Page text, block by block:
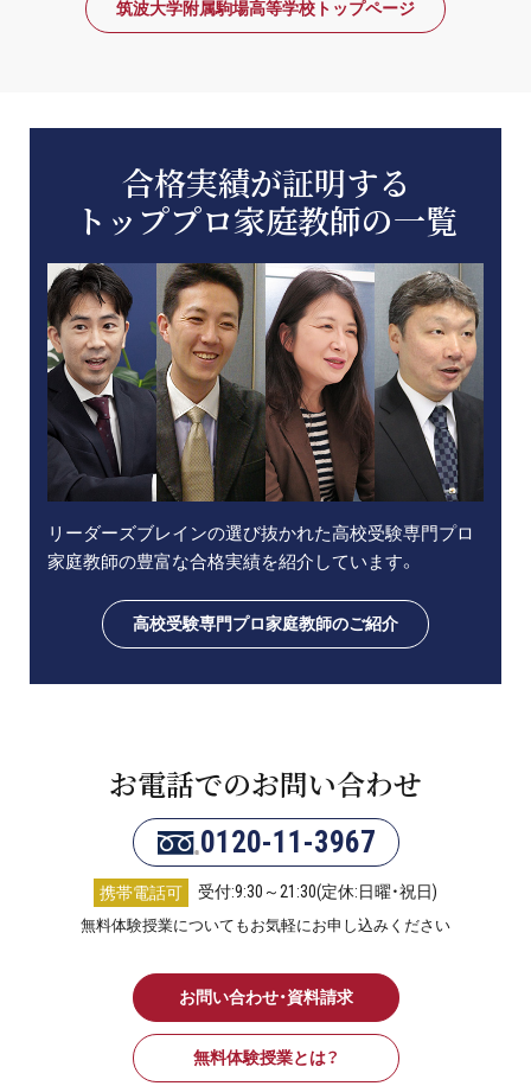
筑波大学附属駒場高等学校トップページ
合格実績が証明する
トッププロ家庭教師の一覧
リーダーズブレインの選び抜かれた高校受験専門プロ
家庭教師の豊富な合格実績を紹介しています。
高校受験専門プロ家庭教師のご紹介
お電話でのお問い合わせ
0120-11-3967
携帯電話可 受付:9:30～21:30(定休:日曜・祝日)
無料体験授業についてもお気軽にお申し込みください
お問い合わせ・資料請求
無料体験授業とは？